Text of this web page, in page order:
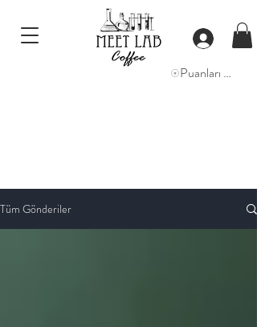
Puanları Görüntüle
Tüm Gönderiler